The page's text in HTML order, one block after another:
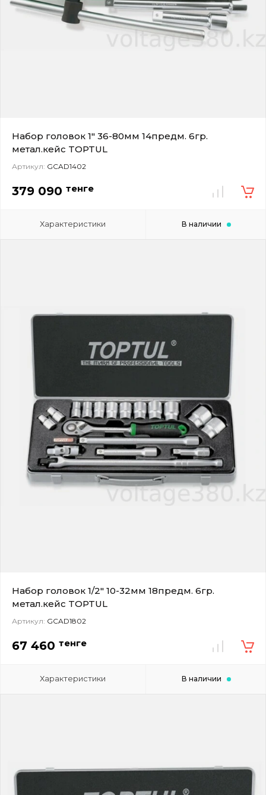
Набор головок 1" 36-80мм 14предм. 6гр.
метал.кейс TOPTUL
Артикул: GCAD1402
379 090 тенге
Характеристики В наличии
Набор головок 1/2" 10-32мм 18предм. 6гр.
метал.кейс TOPTUL
Артикул: GCAD1802
67 460 тенге
Характеристики В наличии